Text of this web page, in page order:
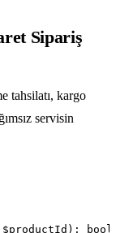
Sipariş
tahsilatı, kargo
servisin